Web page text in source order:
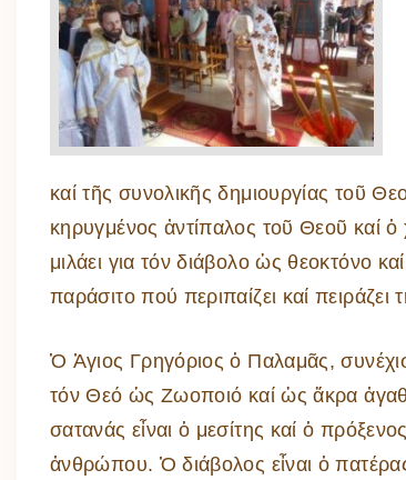
καί τῆς συνολικῆς δημιουργίας τοῦ
κηρυγμένος ἀντίπαλος τοῦ Θεοῦ καί
μιλάει για τόν διάβολο ὡς θεοκτόνο
παράσιτο πού περιπαίζει καί
Ὁ Ἁγιος Γρηγόριος ὁ Παλαμᾶς,
τόν Θεό ὡς Ζωοποιό καί ὡς ἄκρα
σατανάς εἶναι ὁ μεσίτης καί ὁ
ἀνθρώπου. Ὁ διάβολος εἶναι ὁ